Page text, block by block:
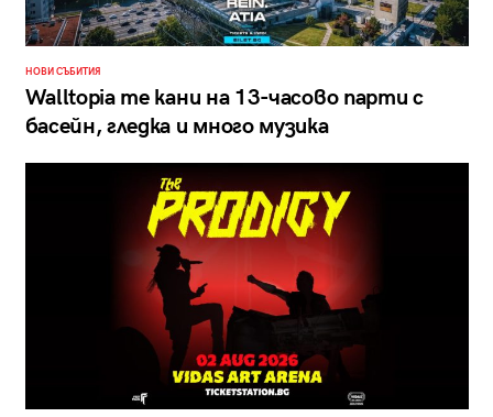
НОВИ СЪБИТИЯ
Walltopia те кани на 13-часово парти с
басейн, гледка и много музика